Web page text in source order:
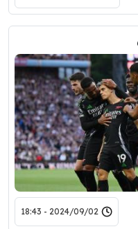
2024/09/02 - 18:43